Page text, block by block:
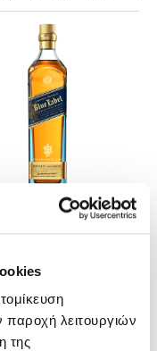
παροχή λειτουργιών
της
Walker Blue Label
223.50€